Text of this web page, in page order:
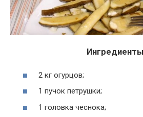
Ингредиенты
2 кг огурцов;
1 пучок петрушки;
1 головка чеснока;